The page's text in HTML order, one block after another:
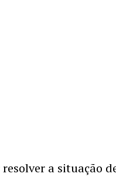
a situação